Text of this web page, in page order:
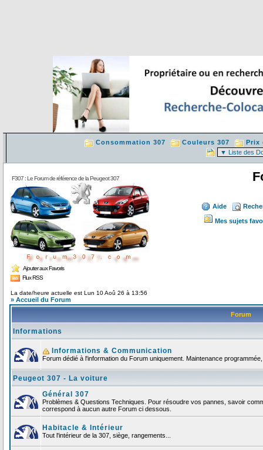
Consommation 307 Couleurs 307 Prix
F307 : Le Forum de référence de la Peugeot 307
Ajouter aux Favoris
Flux RSS
Aide
Mes sujets
La date/heure actuelle est Lun 10 Aoû 26 à 13:56
» Accueil du Forum
Forum
Informations
Informations & Communication
Forum dédié à l'information du Forum uniquement. Maintenance
Peugeot 307 - La voiture
Général 307
Problèmes & Questions Techniques. Pour résoudre vos pannes, savoir
correspond à aucun autre Forum ci dessous.
Habitacle & Intérieur
Tout l'intérieur de la 307, siège, rangements...